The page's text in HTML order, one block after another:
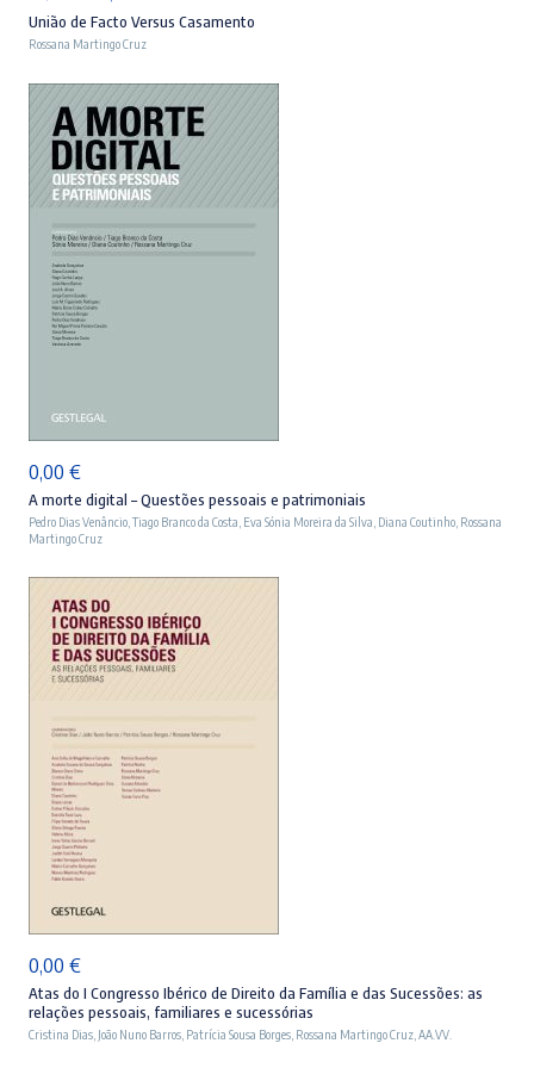
preço
original
era:
44,90 €.
preço
atual
é:
40,41 €.
União de Facto Versus Casamento
Rossana Martingo Cruz
0,00 €
A morte digital – Questões pessoais e patrimoniais
Pedro Dias Venâncio Tiago Branco da Costa Eva Sónia Moreira da Silva Diana Coutinho Rossana
Martingo Cruz
0,00 €
Atas do I Congresso Ibérico de Direito da Família e das Sucessões: as
relações pessoais, familiares e sucessórias
Cristina Dias João Nuno Barros Patrícia Sousa Borges Rossana Martingo Cruz AA.VV.